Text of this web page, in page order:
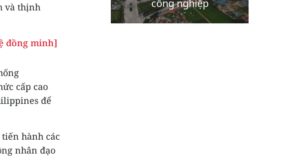
và thịnh
đồng minh]
cấp cao
để
hành các
nhân đạo